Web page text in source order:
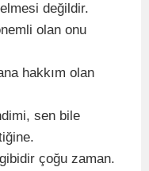
değildir.
olan onu
hakkım olan
sen bile
çoğu zaman.